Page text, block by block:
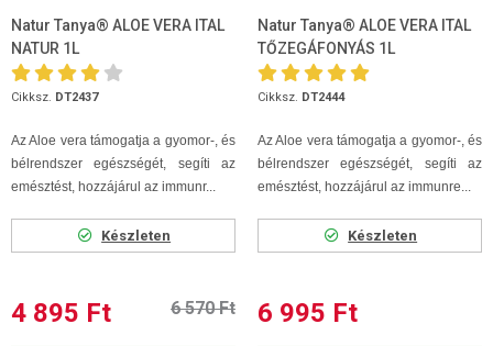
Natur Tanya® ALOE VERA ITAL
NATUR 1L
Cikksz. DT2437
Az Aloe vera támogatja a gyomor-, és
bélrendszer egészségét, segíti az
emésztést, hozzájárul az immunr...
Készleten
4 895 Ft 6 570 Ft
Natur Tanya® ALOE VERA ITAL
TŐZEGÁFONYÁS 1L
Cikksz. DT2444
Az Aloe vera támogatja a gyomor-, és
bélrendszer egészségét, segíti az
emésztést, hozzájárul az immunre...
Készleten
6 995 Ft